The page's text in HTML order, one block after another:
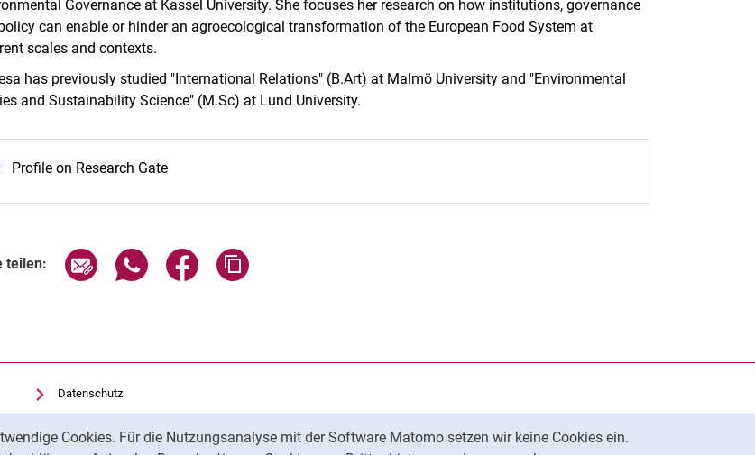
Cookies. Für die Nutzungsanalyse mit der Software Matomo setzen wir keine Cookies ein.
Governance at Kassel University. She focuses her research on how institutions, governance
can enable or hinder an agroecological transformation of the European Food System at
scales and contexts.
has previously studied "International Relations" (B.Art) at Malmö University and "Environmental
and Sustainability Science" (M.Sc) at Lund University.
Profile on Research Gate
teilen: Seite über E-Mail teilen
Seite über WhatsApp teilen (externer Link, öffnet neues Fenster)
Seite über Facebook teilen (externer Link, öffnet neues Fenster)
Datenschutz
Barrierefreiheit
Transparenter KI-Einsatz